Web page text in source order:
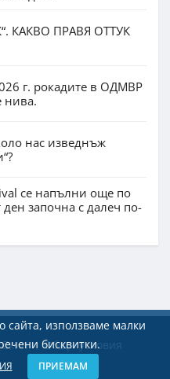
КАКВО ПРАВЯ ОТТУК
г. рокадите в ОДМВР
нива.
нас изведнъж
се напълни още по
ден започна с далеч по-
използваме малки
бисквитки.
ПРИЕМАМ
Екип Общи условия